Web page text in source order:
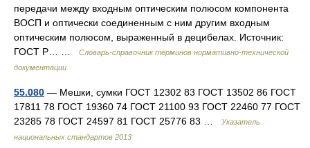
передачи между входным оптическим полюсом компонента
ВОСП и оптически соединенным с ним другим входным
оптическим полюсом, выраженный в децибелах. Источник:
ГОСТ Р… …
Словарь-справочник терминов нормативно-технической
документации
55.080 — Мешки, сумки ГОСТ 12302 83 ГОСТ 13502 86 ГОСТ
17811 78 ГОСТ 19360 74 ГОСТ 21100 93 ГОСТ 22460 77 ГОСТ
23285 78 ГОСТ 24597 81 ГОСТ 25776 83 …
Указатель
национальных стандартов 2013